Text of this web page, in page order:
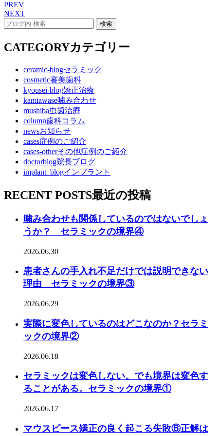
PREV
NEXT
CATEGORYカテゴリー
ceramic-blogセラミック
cosmetic審美歯科
kyousei-blog矯正治療
kamiawase噛み合わせ
mushiba虫歯治療
column歯科コラム
newsお知らせ
cases症例のご紹介
cases-otherその他症例のご紹介
doctorblog院長ブログ
implant_blogインプラント
RECENT POSTS最近の投稿
噛み合わせも関係しているのではないでしょ
うか？ セラミックの境界④
2026.06.30
患者さんの手入れ不足だけでは説明できない
理由 セラミックの境界③
2026.06.29
実際に変色しているのはどこなのか？セラミ
ックの境界②
2026.06.18
セラミックは変色しない。でも境界は変色す
ることがある。セラミックの境界①
2026.06.17
マウスピース矯正の良く起こる失敗⑥正解は